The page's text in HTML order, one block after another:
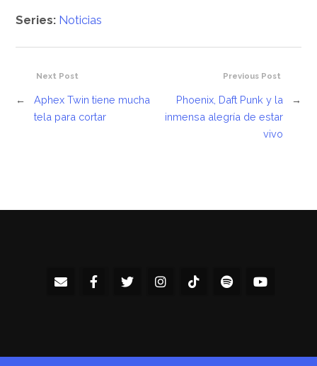
Series: Noticias
Previous Post
Phoenix, Daft Punk y la
inmensa alegría de estar
vivo
→
Next Post
←
Aphex Twin tiene mucha
tela para cortar